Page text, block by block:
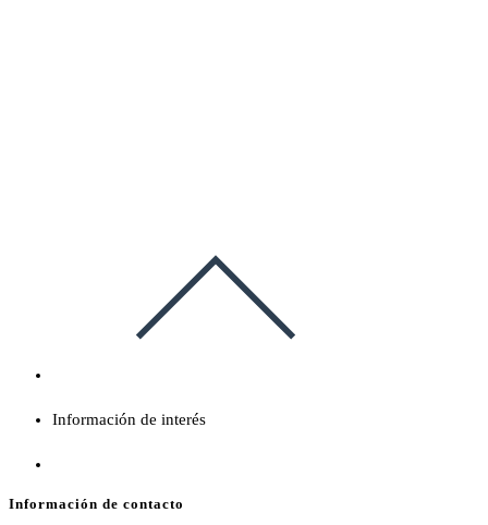
Información de interés
Información de contacto